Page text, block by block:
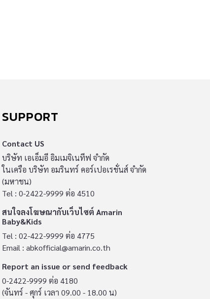
SUPPORT
Contact US
บริษัท เอเอ็มอี อิมเมจิเนทีฟ จำกัด
ในเครือ บริษัท อมรินทร์ คอร์เปอเรชั่นส์ จำกัด
(มหาชน)
Tel : 0-2422-9999 ต่อ 4510
สนใจลงโฆษณากับเว็บไซต์ Amarin
Baby&Kids
Tel : 02-422-9999 ต่อ 4775
Email : abkofficial@amarin.co.th
Report an issue or send feedback
0-2422-9999 ต่อ 4180
(จันทร์ - ศุกร์ เวลา 09.00 - 18.00 น)